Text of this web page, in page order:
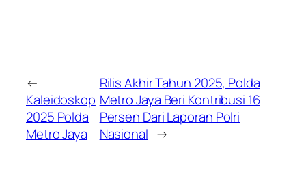
←
Kaleidoskop
2025 Polda
Metro Jaya
Rilis Akhir Tahun 2025, Polda
Metro Jaya Beri Kontribusi 16
Persen Dari Laporan Polri
Nasional →